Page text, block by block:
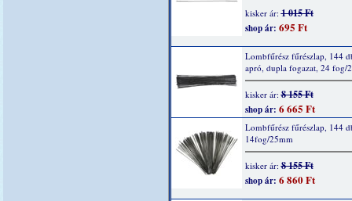
kisker ár:1 015 Ft
shop ár: 695 Ft
Lombfűrész fűrészlap, 144
apró, dupla fogazat, 24 fog/
kisker ár:8 155 Ft
shop ár: 6 665 Ft
Lombfűrész fűrészlap, 144
14fog/25mm
kisker ár:8 155 Ft
shop ár: 6 860 Ft